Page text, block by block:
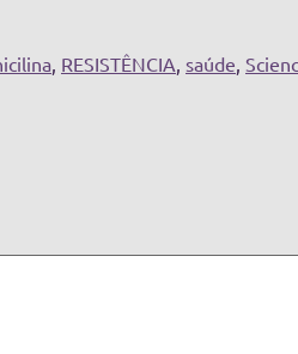
, RESISTÊNCIA, saúde,